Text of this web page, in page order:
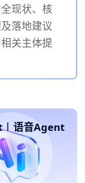
现状、核
落地建议
关主体提
| 语音Agent